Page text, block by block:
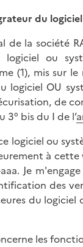
du
de la société
ou
(1), mis sur
OU
de
bis du I de l’
logiciel ou
à
Je
des
du
les